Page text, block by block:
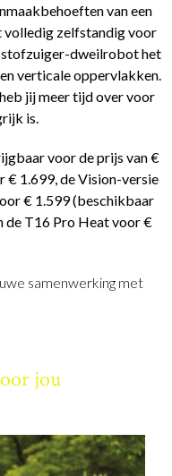
van een
volledig zelfstandig voor
stofzuiger-dweilrobot het
verticale oppervlakken.
jij meer tijd over voor
is.
voor de prijs van €
1.699, de Vision-versie
€ 1.599 (beschikbaar
de T16 Pro Heat voor €
samenwerking met
jou